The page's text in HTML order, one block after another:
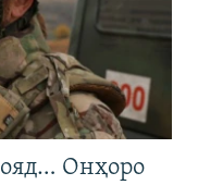
Онҳоро